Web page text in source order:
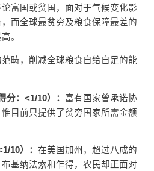
富国或贫国，面对于气候变化影
而全球最贫穷及粮食保障最差的
。
畴，削减全球粮食自给自足的能
分： <1/10）： 富有国家曾承诺协
目前只提供了贫穷国家所需金额
1/10）： 在美国加州，超过八成的
基纳法索和乍得，农民却正面对